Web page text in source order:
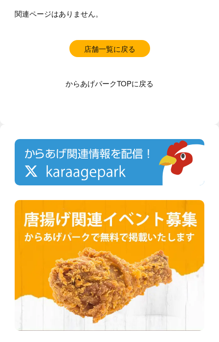
関連ページはありません。
店舗一覧に戻る
からあげパークTOPに戻る